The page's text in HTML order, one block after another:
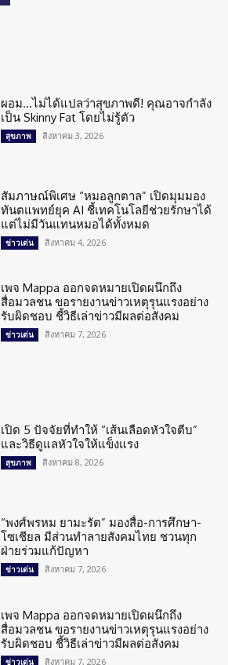
ผอม…ไม่ได้แปลว่าสุขภาพดี! คุณอาจกำลัง
เป็น Skinny Fat โดยไม่รู้ตัว
สุขภาพ สิงหาคม 3, 2026
สัมภาษณ์พิเศษ “หมอลูกตาล” เปิดมุมมอง
ทันตแพทย์ยุค AI ชี้เทคโนโลยีช่วยรักษาได้
แต่ไม่มีวันแทนหมอได้ทั้งหมด
ข่าวเด่น สิงหาคม 4, 2026
เพจ Mappa ออกจดหมายเปิดผนึกถึง
สื่อมวลชน ขอรายงานข่าวเหตุรุนแรงอย่าง
รับผิดชอบ ชี้วิธีเล่าข่าวมีผลต่อสังคม
ข่าวเด่น สิงหาคม 7, 2026
เปิด 5 ปัจจัยที่ทำให้ “เส้นเลือดหัวใจตีบ”
และวิธีดูแลหัวใจให้แข็งแรง
สุขภาพ สิงหาคม 8, 2026
“พงศ์พรหม ยามะรัต” มองสื่อ-การศึกษา-
โซเชียล มีส่วนทำลายสังคมไทย ชวนทุก
ฝ่ายร่วมแก้ปัญหา
ข่าวเด่น สิงหาคม 7, 2026
เพจ Mappa ออกจดหมายเปิดผนึกถึง
สื่อมวลชน ขอรายงานข่าวเหตุรุนแรงอย่าง
รับผิดชอบ ชี้วิธีเล่าข่าวมีผลต่อสังคม
ข่าวเด่น สิงหาคม 7, 2026